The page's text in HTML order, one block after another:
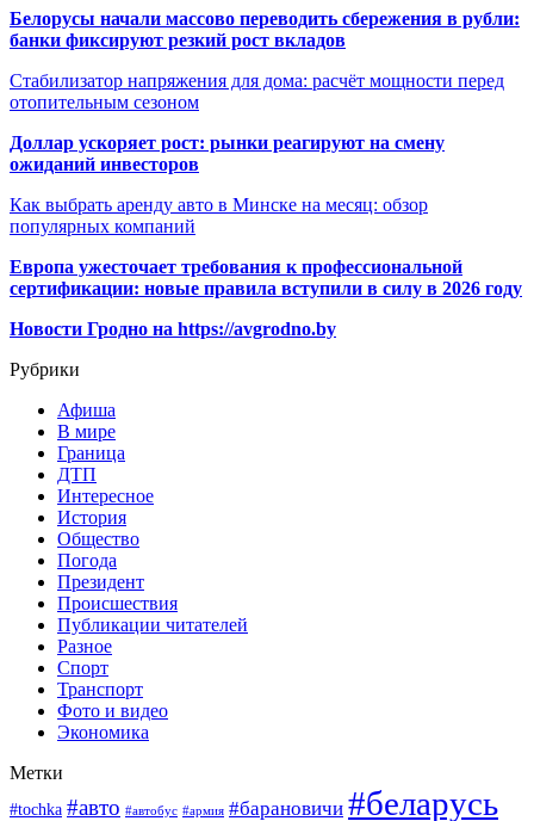
Белорусы начали массово переводить сбережения в рубли:
банки фиксируют резкий рост вкладов
Стабилизатор напряжения для дома: расчёт мощности перед
отопительным сезоном
Доллар ускоряет рост: рынки реагируют на смену
ожиданий инвесторов
Как выбрать аренду авто в Минске на месяц: обзор
популярных компаний
Европа ужесточает требования к профессиональной
сертификации: новые правила вступили в силу в 2026 году
Новости Гродно на https://avgrodno.by
Рубрики
Афиша
В мире
Граница
ДТП
Интересное
История
Общество
Погода
Президент
Происшествия
Публикации читателей
Разное
Спорт
Транспорт
Фото и видео
Экономика
Метки
#tochka #авто #автобус #армия #барановичи #беларусь